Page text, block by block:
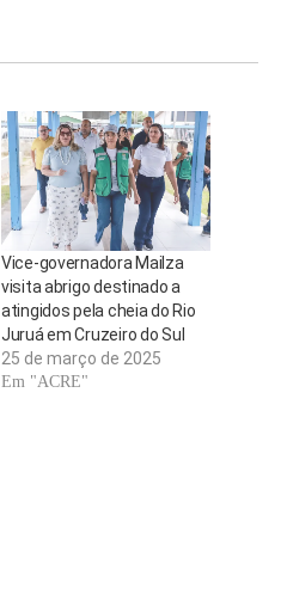
Vice-governadora Mailza
visita abrigo destinado a
atingidos pela cheia do Rio
Juruá em Cruzeiro do Sul
25 de março de 2025
Em "ACRE"